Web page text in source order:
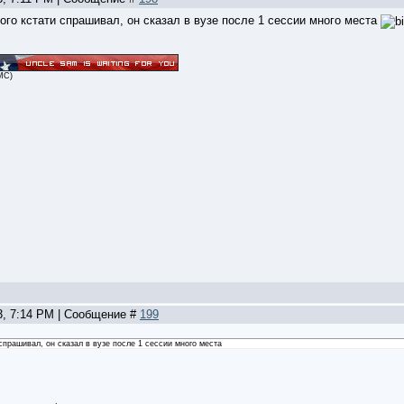
кстати спрашивал, он сказал в вузе после 1 сессии много места
7:14 PM | Сообщение # 199
он сказал в вузе после 1 сессии много места